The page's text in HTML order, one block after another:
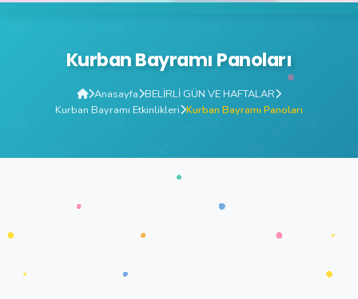
Kurban Bayramı Panoları
Anasayfa BELİRLİ GÜN VE HAFTALAR
Kurban Bayramı Etkinlikleri Kurban Bayramı Panoları